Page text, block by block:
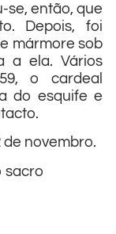
se, então, que
Depois, foi
mármore sob
a ela. Vários
o cardeal
do esquife e
novembro.
sacro